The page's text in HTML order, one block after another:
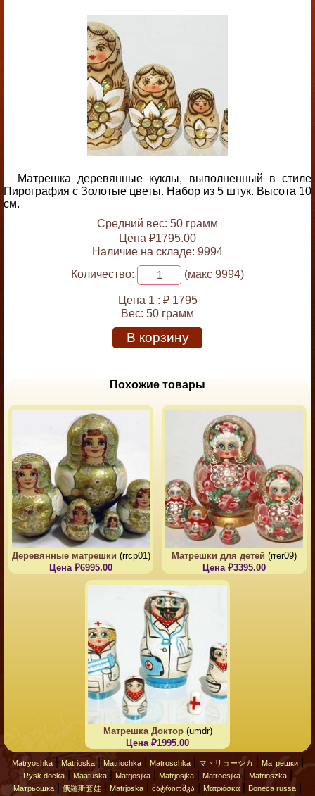
Матрешка деревянные куклы, выполненный в стиле
Пирография с Золотые цветы. Набор из 5 штук. Высота 10
см.
Средний вес: 50 грамм
Цена ₽1795.00
Наличие на складе: 9994
Количество:
(макс 9994)
Цена 1 : ₽ 1795
Вес: 50 грамм
В корзину
Похожие товары
Деревянные матрешки (rrcp01)
Цена ₽6995.00
Матрешки для детей (rrer09)
Цена ₽3395.00
Матрешка Доктор(umdr)
Цена ₽1995.00
Matryoshka| Matrioska| Matriochka| Matroschka| マトリョーシカ Матрешки|
Rysk docka| Maatuska| Matrjosjka| Matrjosjka| Matroesjka| Matrioszka|
Матрьошка 俄羅斯套娃 Matrjoska მატრიოშკა Ματριόσκα Boneca russa